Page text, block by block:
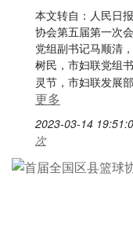
本文转自：人民日
协会第五届第一次
党组副书记马顺清
树民，市妇联党组
灵节，市妇联发展
更多
2023-03-14
次